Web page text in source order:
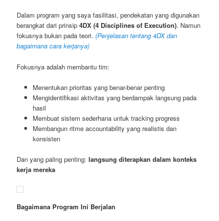
Dalam program yang saya fasilitasi, pendekatan yang digunakan
berangkat dari prinsip4DX (4 Disciplines of Execution). Namun
fokusnya bukan pada teori.(Penjelasan tentang 4DX dan
bagaimana cara kerjanya)
Fokusnya adalah membantu tim:
Menentukan prioritas yang benar-benar penting
Mengidentifikasi aktivitas yang berdampak langsung pada
hasil
Membuat sistem sederhana untuk tracking progress
Membangun ritme accountability yang realistis dan
konsisten
Dan yang paling penting:langsung diterapkan dalam konteks
kerja mereka
Bagaimana Program Ini Berjalan